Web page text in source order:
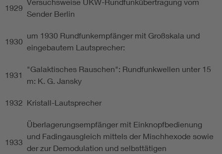
1929
Sender Berlin
1930
um 1930 Rundfunkempfänger mit Großskala und
eingebautem Lautsprecher:
1931
"Galaktisches Rauschen": Rundfunkwellen unter 15
m: K. G. Jansky
1932 Kristall-Lautsprecher
1933
Überlagerungsempfänger mit Einknopfbedienung
und Fadingausgleich mittels der Mischhexode sowie
der zur Demodulation und selbsttätigen